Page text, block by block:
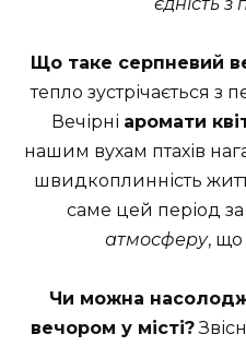
Що таке серпневий
тепло зустрічається
Вечірні аромати
нашим вухам птахів
швидкоплинність
саме цей період за
атмосферу, що
Чи можна
вечором у місті?